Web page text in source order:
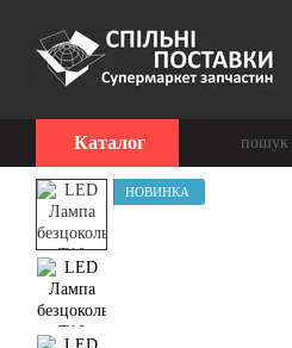
Каталог
НОВИНКА